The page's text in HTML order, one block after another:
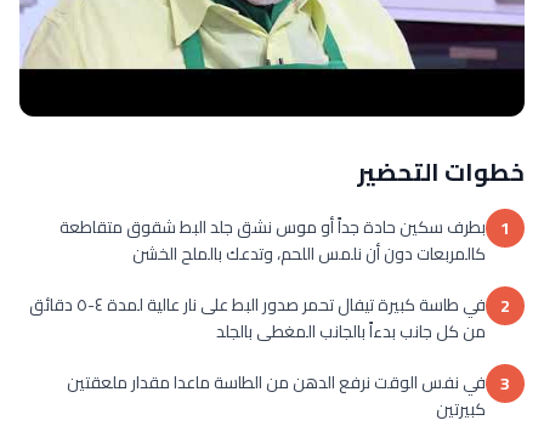
خطوات التحضير
1 بطرف سكين حادة جداً أو موس نشق جلد البط شقوق متقاطعة
كالمربعات دون أن نلمس اللحم، وتدعك بالملح الخشن
2
في طاسة كبيرة تيفال تحمر صدور البط على نار عالية لمدة ٤-٥ دقائق
من كل جانب بدءاً بالجانب المغطى بالجلد
3 في نفس الوقت نرفع الدهن من الطاسة ماعدا مقدار ملعقتين
كبيرتين